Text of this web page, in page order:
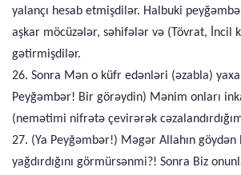
yalançı hesab etmişdilər. Halbuki
aşkar möcüzələr, səhifələr və (Tövrat, İncil
gətirmişdilər.
26. Sonra Mən o küfr edənləri (əzabla)
Peyğəmbər! Bir görəydin) Mənim onları
(nemətimi nifrətə çevirərək
27. (Ya Peyğəmbər!) Məgər Allahın
yağdırdığını görmürsənmi?! Sonra Biz